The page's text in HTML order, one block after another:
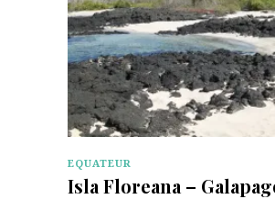
EQUATEUR
Isla Floreana –